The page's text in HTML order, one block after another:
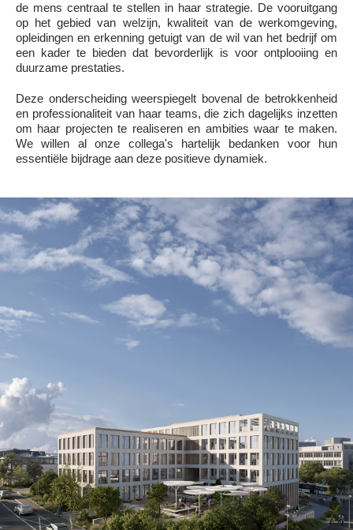
de mens centraal te stellen in haar strategie. De vooruitgang
op het gebied van welzijn, kwaliteit van de werkomgeving,
opleidingen en erkenning getuigt van de wil van het bedrijf om
een kader te bieden dat bevorderlijk is voor ontplooiing en
duurzame prestaties.
Deze onderscheiding weerspiegelt bovenal de betrokkenheid
en professionaliteit van haar teams, die zich dagelijks inzetten
om haar projecten te realiseren en ambities waar te maken.
We willen al onze collega's hartelijk bedanken voor hun
essentiële bijdrage aan deze positieve dynamiek.